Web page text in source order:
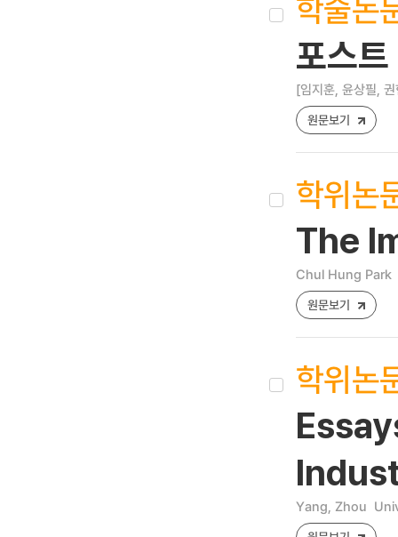
학술논
포스
[임지훈, 윤상필,
원문보기
학위논
The
Chul Hung Park
원문보기
학위논
Yang, Zhou